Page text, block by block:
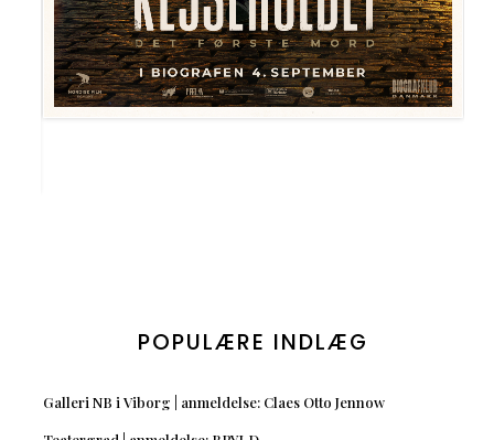
POPULÆRE INDLÆG
Galleri NB i Viborg | anmeldelse: Claes Otto Jennow